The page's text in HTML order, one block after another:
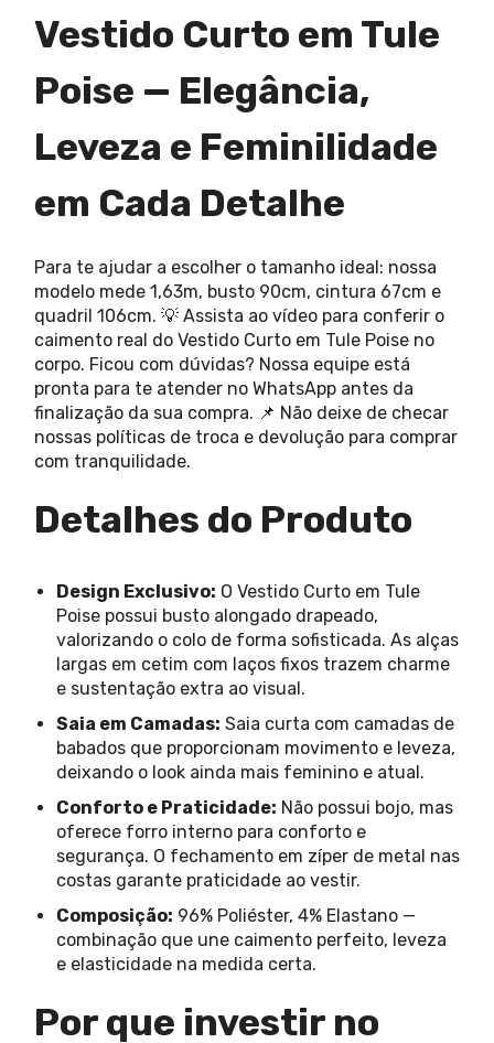
Vestido Curto em Tule
Poise — Elegância,
Leveza e Feminilidade
em Cada Detalhe
Para te ajudar a escolher o tamanho ideal: nossa
modelo mede 1,63m, busto 90cm, cintura 67cm e
quadril 106cm. 💡 Assista ao vídeo para conferir o
caimento real do Vestido Curto em Tule Poise no
corpo. Ficou com dúvidas? Nossa equipe está
pronta para te atender no WhatsApp antes da
finalização da sua compra. 📌 Não deixe de checar
nossas políticas de troca e devolução para comprar
com tranquilidade.
Detalhes do Produto
Design Exclusivo: O Vestido Curto em Tule
Poise possui busto alongado drapeado,
valorizando o colo de forma sofisticada. As alças
largas em cetim com laços fixos trazem charme
e sustentação extra ao visual.
Saia em Camadas: Saia curta com camadas de
babados que proporcionam movimento e leveza,
deixando o look ainda mais feminino e atual.
Conforto e Praticidade: Não possui bojo, mas
oferece forro interno para conforto e
segurança. O fechamento em zíper de metal nas
costas garante praticidade ao vestir.
Composição: 96% Poliéster, 4% Elastano —
combinação que une caimento perfeito, leveza
e elasticidade na medida certa.
Por que investir no